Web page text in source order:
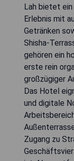
Lah bietet
Erlebnis mit
Getränken
Shisha-
gehören ein
erste rein
großzügiger
Das Hotel
und digitale
Zugang zu